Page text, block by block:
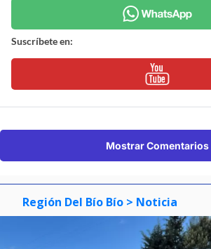
Suscríbete en:
Mostrar Comentarios
Región Del Bío Bío > Noticia